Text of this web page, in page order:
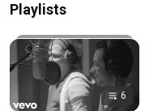
Playlists
6